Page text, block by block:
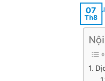
07
Th8